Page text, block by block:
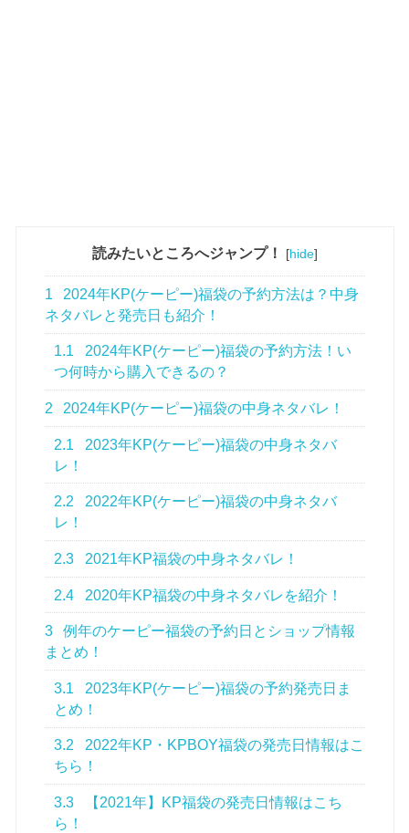
読みたいところへジャンプ！ [hide]
1
2024年KP(ケーピー)福袋の予約方法は？中身
ネタバレと発売日も紹介！
1.1
2024年KP(ケーピー)福袋の予約方法！い
つ何時から購入できるの？
2 2024年KP(ケーピー)福袋の中身ネタバレ！
2.1
2023年KP(ケーピー)福袋の中身ネタバ
レ！
2.2
2022年KP(ケーピー)福袋の中身ネタバ
レ！
2.3 2021年KP福袋の中身ネタバレ！
2.4 2020年KP福袋の中身ネタバレを紹介！
3
例年のケーピー福袋の予約日とショップ情報
まとめ！
3.1
2023年KP(ケーピー)福袋の予約発売日ま
とめ！
3.2
2022年KP・KPBOY福袋の発売日情報はこ
ちら！
3.3
【2021年】KP福袋の発売日情報はこち
ら！